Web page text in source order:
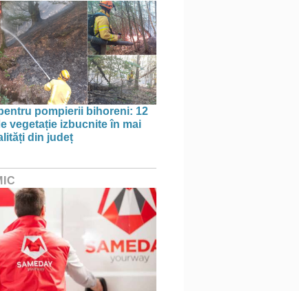
pompierii bihoreni: 12
vegetație izbucnite în mai
din județ